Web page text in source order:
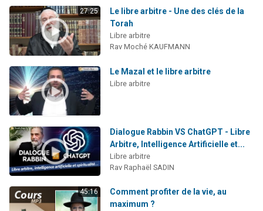
27:25
Le libre arbitre - Une des clés de la
Torah
Libre arbitre
Rav Moché KAUFMANN
Le Mazal et le libre arbitre
Libre arbitre
Dialogue Rabbin VS ChatGPT - Libre
Arbitre, Intelligence Artificielle et...
Libre arbitre
Rav Raphaël SADIN
45:16
Comment profiter de la vie, au
maximum ?